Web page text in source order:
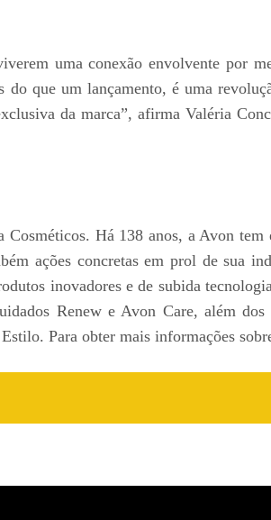
uma conexão envolvente por
que um lançamento, é uma
da marca”, afirma Valéria
Há 138 anos, a Avon
ações concretas em prol de sua
inovadores e de subida
Renew e Avon Care, além
Para obter mais informações